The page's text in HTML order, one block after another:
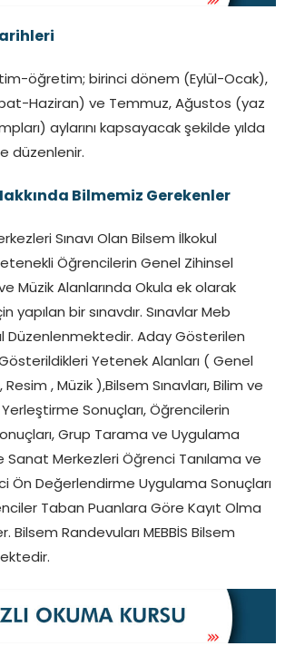
öğretim; birinci dönem (Eylül-Ocak),
Haziran) ve Temmuz, Ağustos (yaz
aylarını kapsayacak şekilde yılda
düzenlenir.
Bilmemiz Gerekenler
Sınavı Olan Bilsem İlkokul
Yetenekli Öğrencilerin Genel Zihinsel
Müzik Alanlarında Okula ek olarak
yapılan bir sınavdır. Sınavlar Meb
Düzenlenmektedir. Aday Gösterilen
Yetenek Alanları ( Genel
, Müzik ),Bilsem Sınavları, Bilim ve
Sonuçları, Öğrencilerin
Grup Tarama ve Uygulama
Sanat Merkezleri Öğrenci Tanılama ve
Ön Değerlendirme Uygulama Sonuçları
Taban Puanlara Göre Kayıt Olma
Bilsem Randevuları MEBBİS Bilsem